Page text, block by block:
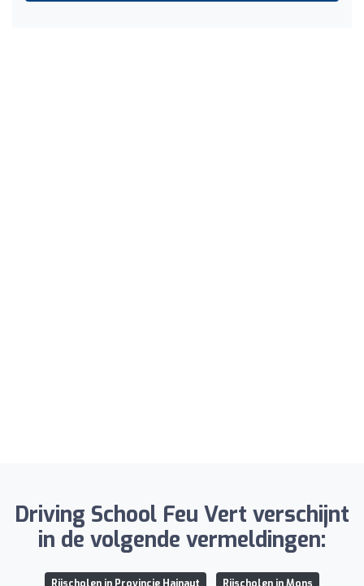
Driving School Feu Vert verschijnt
in de volgende vermeldingen:
Rijscholen in Provincie Hainaut Rijscholen in Mons